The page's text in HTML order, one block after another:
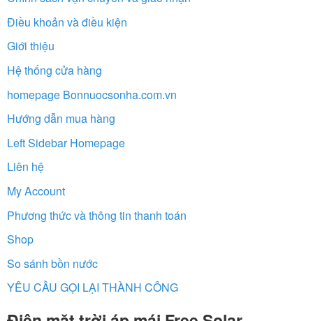
Điều khoản và điều kiện
Giới thiệu
Hệ thống cửa hàng
homepage Bonnuocsonha.com.vn
Hướng dẫn mua hàng
Left Sidebar Homepage
Liên hệ
My Account
Phương thức và thông tin thanh toán
Shop
So sánh bồn nước
YÊU CẦU GỌI LẠI THÀNH CÔNG